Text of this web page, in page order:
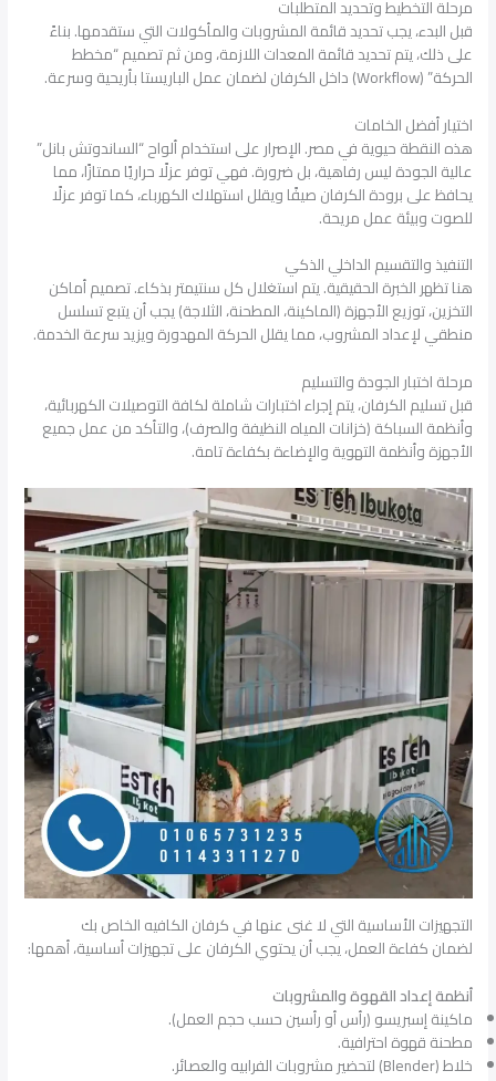
مرحلة التخطيط وتحديد المتطلبات
قبل البدء، يجب تحديد قائمة المشروبات والمأكولات التي ستقدمها. بناءً
على ذلك، يتم تحديد قائمة المعدات اللازمة، ومن ثم تصميم “مخطط
الحركة” (Workflow) داخل الكرفان لضمان عمل الباريستا بأريحية وسرعة.
اختيار أفضل الخامات
هذه النقطة حيوية في مصر. الإصرار على استخدام ألواح “الساندوتش بانل”
عالية الجودة ليس رفاهية، بل ضرورة. فهي توفر عزلًا حراريًا ممتازًا، مما
يحافظ على برودة الكرفان صيفًا ويقلل استهلاك الكهرباء، كما توفر عزلًا
للصوت وبيئة عمل مريحة.
التنفيذ والتقسيم الداخلي الذكي
هنا تظهر الخبرة الحقيقية. يتم استغلال كل سنتيمتر بذكاء. تصميم أماكن
التخزين، توزيع الأجهزة (الماكينة، المطحنة، الثلاجة) يجب أن يتبع تسلسل
منطقي لإعداد المشروب، مما يقلل الحركة المهدورة ويزيد سرعة الخدمة.
مرحلة اختبار الجودة والتسليم
قبل تسليم الكرفان، يتم إجراء اختبارات شاملة لكافة التوصيلات الكهربائية،
وأنظمة السباكة (خزانات المياه النظيفة والصرف)، والتأكد من عمل جميع
الأجهزة وأنظمة التهوية والإضاءة بكفاءة تامة.
التجهيزات الأساسية التي لا غنى عنها في كرفان الكافيه الخاص بك
لضمان كفاءة العمل، يجب أن يحتوي الكرفان على تجهيزات أساسية، أهمها:
أنظمة إعداد القهوة والمشروبات
ماكينة إسبريسو (رأس أو رأسين حسب حجم العمل).
مطحنة قهوة احترافية.
خلاط (Blender) لتحضير مشروبات الفرابيه والعصائر.